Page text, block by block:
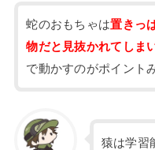
蛇のおもちゃは置きっ
物だと見抜かれてしま
で動かすのがポイント
猿は学習